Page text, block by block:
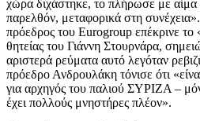
χώρα διχάστηκε, το πλήρωσε με αίμα
παρελθόν, μεταφορικά στη
πρόεδρος του Eurogroup επέκρινε
θητείας του Γιάννη Στουρνάρα,
αριστερά ρεύματα αυτό λεγόταν
πρόεδρο Ανδρουλάκη τόνισε ότι
για αρχηγός του παλιού ΣΥΡΙΖΑ –
έχει πολλούς μνηστήρες πλέον».